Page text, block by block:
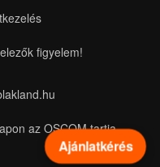
Ajánlatkérés
figyelem!
az OSCOM tartja